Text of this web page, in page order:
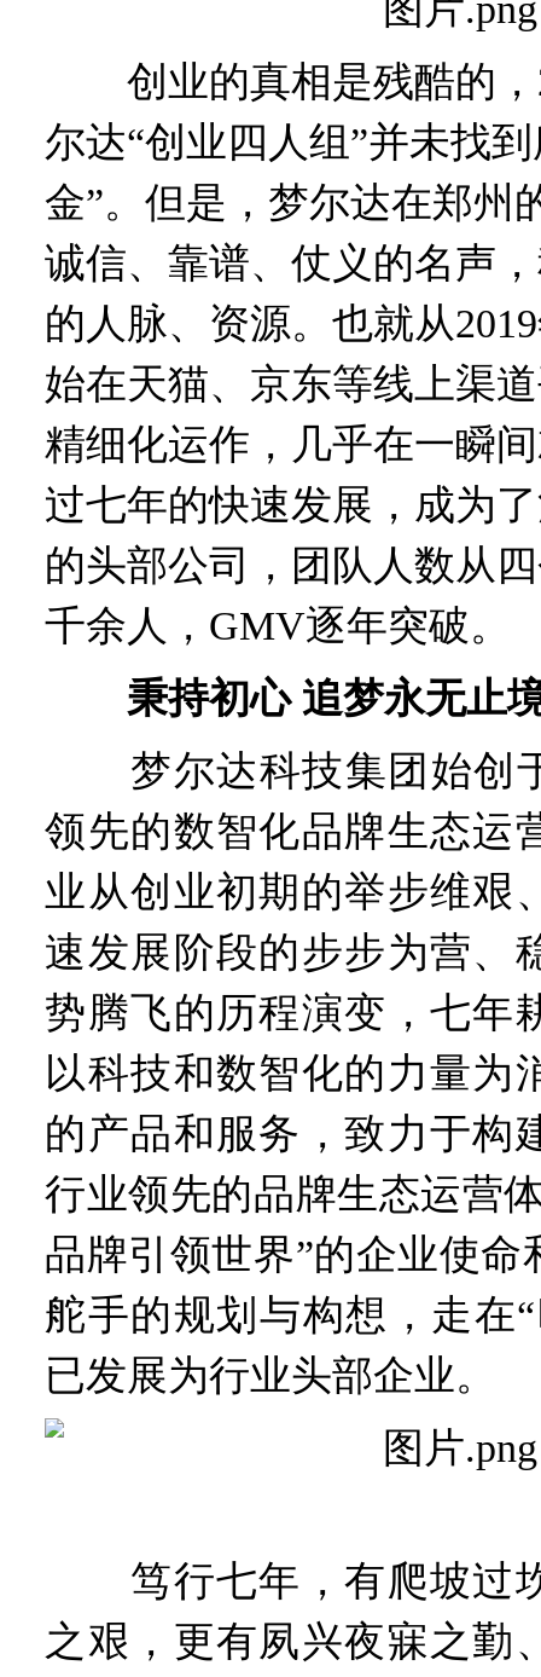
创业的真相是残酷的，
尔达“创业四人组”并未找
金”。但是，梦尔达在郑州
诚信、靠谱、仗义的名声
的人脉、资源。也就从
始在天猫、京东等线上渠
精细化运作，几乎在一瞬
过七年的快速发展，成为
的头部公司，团队人数从
千余人，GMV逐年突破。
秉持初心 追梦永无止
梦尔达科技集团始创
领先的数智化品牌生态运
业从创业初期的举步维艰
速发展阶段的步步为营、
势腾飞的历程演变，七年
以科技和数智化的力量为
的产品和服务，致力于构
行业领先的品牌生态运营
品牌引领世界”的企业使命
舵手的规划与构想，走在
已发展为行业头部企业。
笃行七年，有爬坡过
之艰，更有夙兴夜寐之勤